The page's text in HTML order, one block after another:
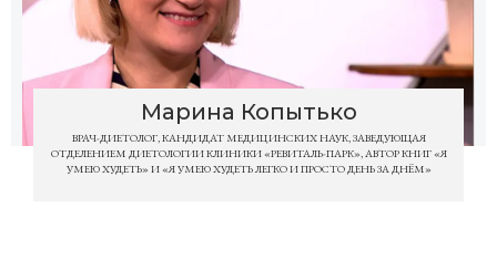
Марина Копытько
ВРАЧ-ДИЕТОЛОГ, КАНДИДАТ МЕДИЦИНСКИХ НАУК, ЗАВЕДУЮЩАЯ
ОТДЕЛЕНИЕМ ДИЕТОЛОГИИ КЛИНИКИ «РЕВИТАЛЬ-ПАРК», АВТОР КНИГ «Я
УМЕЮ ХУДЕТЬ» И «Я УМЕЮ ХУДЕТЬ ЛЕГКО И ПРОСТО ДЕНЬ ЗА ДНЁМ»